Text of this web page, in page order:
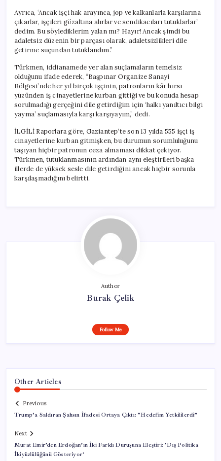
Ayrıca, ‘Ancak işçi hak arayınca, jop ve kalkanlarla karşılarına
çıkarlar, işçileri gözaltına alırlar ve sendikacıları tutuklarlar’
dedim. Bu söylediklerim yalan mı? Hayır! Ancak şimdi bu
adaletsiz düzenin bir parçası olarak, adaletsizlikleri dile
getirme suçundan tutuklandım.”
Türkmen, iddianamede yer alan suçlamaların temelsiz
olduğunu ifade ederek, “Başpınar Organize Sanayi
Bölgesi’nde her yıl birçok işçinin, patronların kâr hırsı
yüzünden iş cinayetlerine kurban gittiği ve bu konuda hesap
sorulmadığı gerçeğini dile getirdiğim için ‘halkı yanıltıcı bilgi
yayma’ suçlamasıyla karşı karşıyayım,” dedi.
İLGİLİ Raporlara göre, Gaziantep’te son 13 yılda 555 işçi iş
cinayetlerine kurban gitmişken, bu durumun sorumluluğunu
taşıyan hiçbir patronun ceza almaması dikkat çekiyor.
Türkmen, tutuklanmasının ardından aynı eleştirileri başka
illerde de yüksek sesle dile getirdiğini ancak hiçbir sorunla
karşılaşmadığını belirtti.
Author
Burak Çelik
Follow Me
Other Articles
Previous
Trump’a Saldıran Şahsın İfadesi Ortaya Çıktı: “Hedefim Yetkililerdi”
Next
Murat Emir’den Erdoğan’ın İki Farklı Duruşuna Eleştiri: ‘Dış Politika
İkiyüzlülüğünü Gösteriyor’